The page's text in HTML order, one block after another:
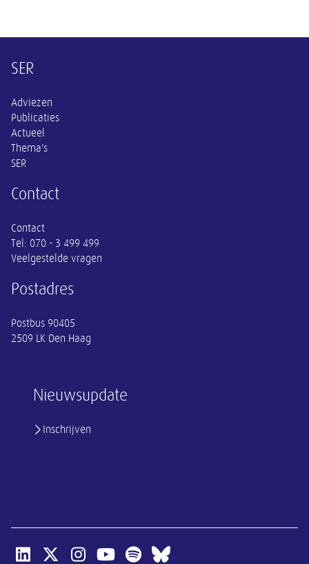
Overige informatie
Nieuwsupdate
Inschrijven
SER
Adviezen
Publicaties
Actueel
Thema's
SER
Contact
Contact
Tel: 070 - 3 499 499
Veelgestelde vragen
Postadres
Postbus 90405
2509 LK Den Haag
Open linkedin van SER
Open x-twitter van SER
Open instagram van SER
Open youtube van SER
Open spotify van SER
Open bluesky van SER